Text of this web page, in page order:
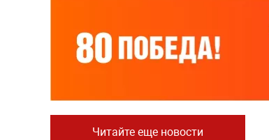
Читайте еще новости